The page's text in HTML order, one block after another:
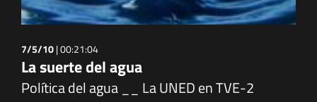
7/5/10|00:21:04
La suerte del agua
Política del agua __ La UNED en TVE-2